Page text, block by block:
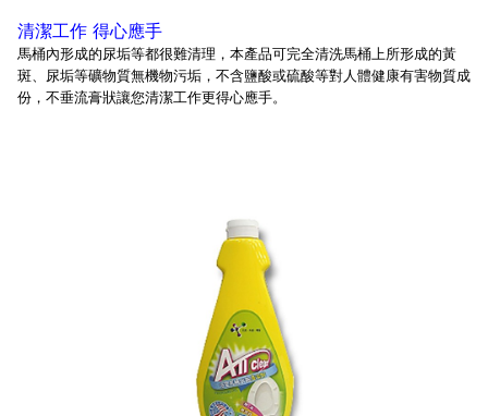
清潔工作 得心應手
馬桶內形成的尿垢等都很難清理，本產品可完全清洗馬桶上所形成的黃
斑、尿垢等礦物質無機物污垢，不含鹽酸或硫酸等對人體健康有害物質成
份，不垂流膏狀讓您清潔工作更得心應手。